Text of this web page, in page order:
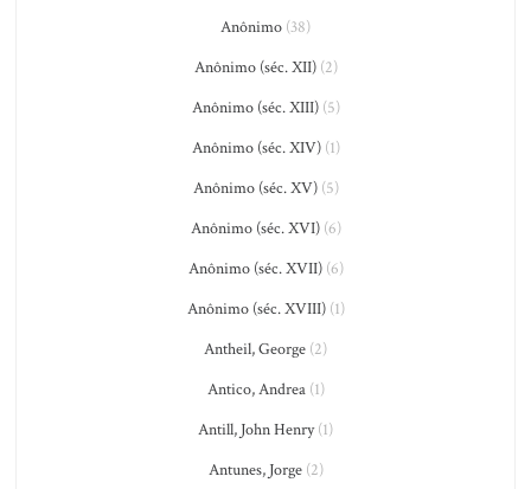
Anônimo (38)
Anônimo (séc. XII)(2)
Anônimo (séc. XIII)(5)
Anônimo (séc. XIV)(1)
Anônimo (séc. XV)(5)
Anônimo (séc. XVI)(6)
Anônimo (séc. XVII)(6)
Anônimo (séc. XVIII)(1)
Antheil, George (2)
Antico, Andrea(1)
Antill, John Henry(1)
Antunes, Jorge(2)